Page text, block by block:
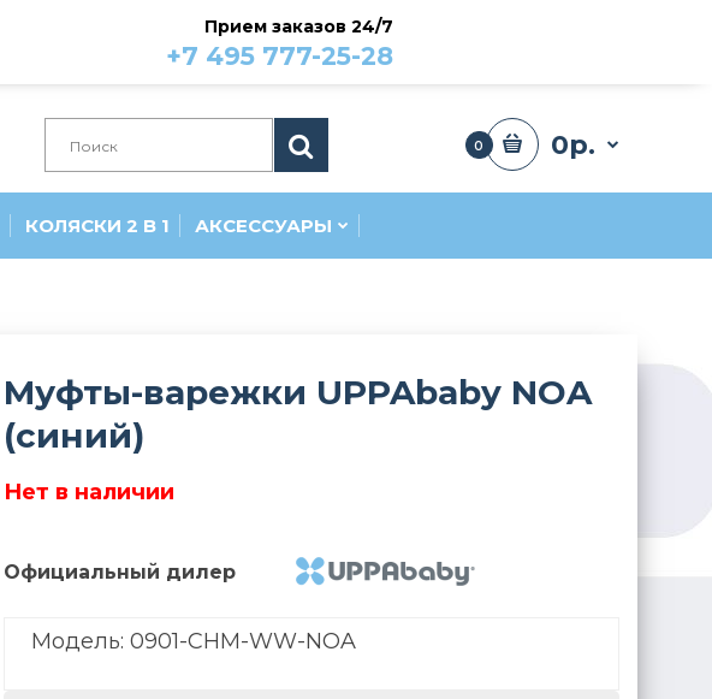
Прием заказов 24/7
+7 495 777-25-28
0 0р.
КОЛЯСКИ 2 В 1 АКСЕССУАРЫ
Муфты-варежки UPPAbaby NOA
(синий)
Нет в наличии
Официальный дилер
Модель: 0901-CHM-WW-NOA